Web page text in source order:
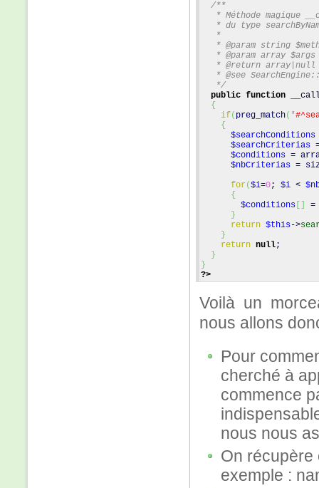
/**
* Méthode magique
* du type
   *
* @param string
* @param array
* @return
* @see
   */
public function
{
if( preg_match(
{
$searchConditions
$searchCriterias
$conditions =
$nbCriterias =
for($i=0; $i <
{
$conditions
}
return $this->
}
return null;
}
}
?>
Voilà un
nous allons
Pour
cherché à
commence
nous nous
On récupère
exemple :